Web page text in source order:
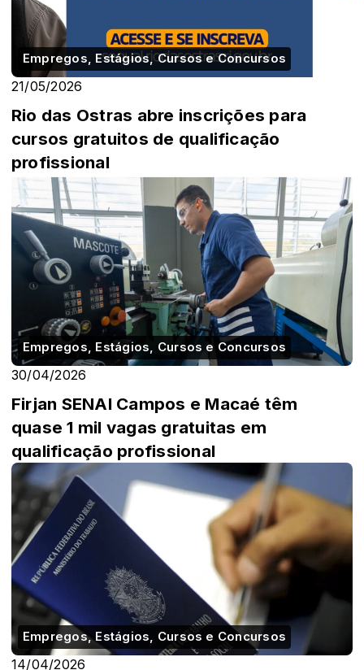
Empregos, Estágios, Cursos e Concursos
21/05/2026
Rio das Ostras abre inscrições para
cursos gratuitos de qualificação
profissional
Empregos, Estágios, Cursos e Concursos
30/04/2026
Firjan SENAI Campos e Macaé têm
quase 1 mil vagas gratuitas em
qualificação profissional
Empregos, Estágios, Cursos e Concursos
14/04/2026